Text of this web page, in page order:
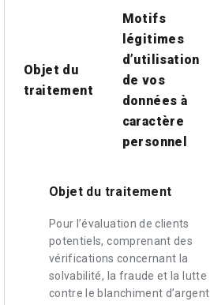
Objet du
traitement
Motifs
légitimes
d’utilisation
de vos
données à
caractère
personnel
Objet du traitement
Pour l’évaluation de clients
potentiels, comprenant des
vérifications concernant la
solvabilité, la fraude et la lutte
contre le blanchiment d’argent.